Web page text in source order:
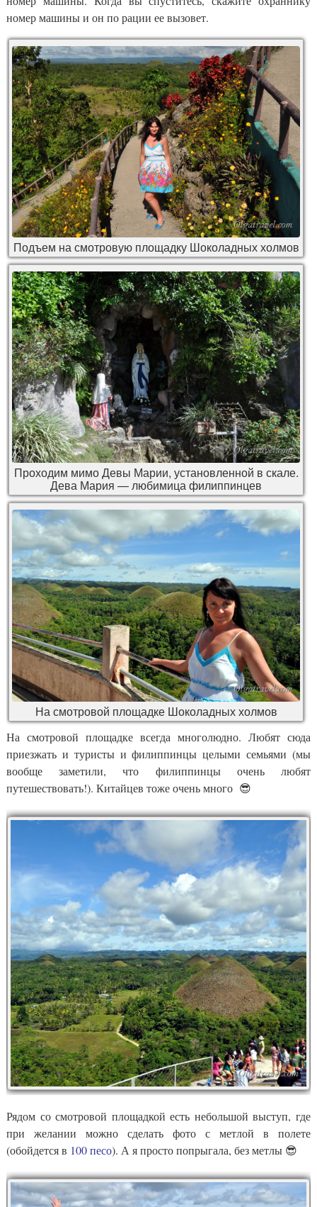
номер машины и он по рации ее вызовет.
Подъем на смотровую площадку Шоколадных холмов
Проходим мимо Девы Марии, установленной в скале.
Дева Мария — любимица филиппинцев
На смотровой площадке Шоколадных холмов
На смотровой площадке всегда многолюдно. Любят сюда
приезжать и туристы и филиппинцы целыми семьями (мы
вообще заметили, что филиппинцы очень любят
путешествовать!). Китайцев тоже очень много 😎
Рядом со смотровой площадкой есть небольшой выступ, где
при желании можно сделать фото с метлой в полете
(обойдется в 100 песо). А я просто попрыгала, без метлы 😎